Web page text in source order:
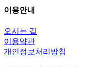
이용안내
오시는 길
이용약관
개인정보처리방침